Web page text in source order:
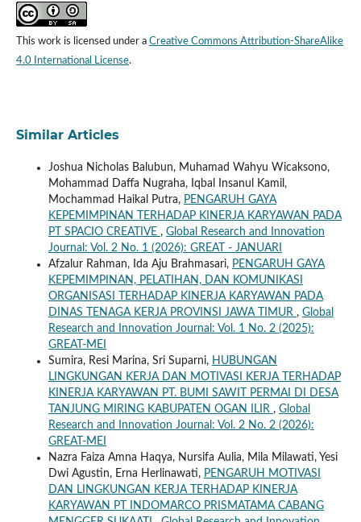
This work is licensed under a Creative Commons Attribution-ShareAlike
4.0 International License.
Similar Articles
Joshua Nicholas Balubun, Muhamad Wahyu Wicaksono,
Mohammad Daffa Nugraha, Iqbal Insanul Kamil,
Mochammad Haikal Putra, PENGARUH GAYA
KEPEMIMPINAN TERHADAP KINERJA KARYAWAN PADA
PT SPACIO CREATIVE , Global Research and Innovation
Journal: Vol. 2 No. 1 (2026): GREAT - JANUARI
Afzalur Rahman, Ida Aju Brahmasari, PENGARUH GAYA
KEPEMIMPINAN, PELATIHAN, DAN KOMUNIKASI
ORGANISASI TERHADAP KINERJA KARYAWAN PADA
DINAS TENAGA KERJA PROVINSI JAWA TIMUR , Global
Research and Innovation Journal: Vol. 1 No. 2 (2025):
GREAT-MEI
Sumira, Resi Marina, Sri Suparni, HUBUNGAN
LINGKUNGAN KERJA DAN MOTIVASI KERJA TERHADAP
KINERJA KARYAWAN PT. BUMI SAWIT PERMAI DI DESA
TANJUNG MIRING KABUPATEN OGAN ILIR , Global
Research and Innovation Journal: Vol. 2 No. 2 (2026):
GREAT-MEI
Nazra Faiza Amna Haqya, Nursifa Aulia, Mila Milawati, Yesi
Dwi Agustin, Erna Herlinawati, PENGARUH MOTIVASI
DAN LINGKUNGAN KERJA TERHADAP KINERJA
KARYAWAN PT INDOMARCO PRISMATAMA CABANG